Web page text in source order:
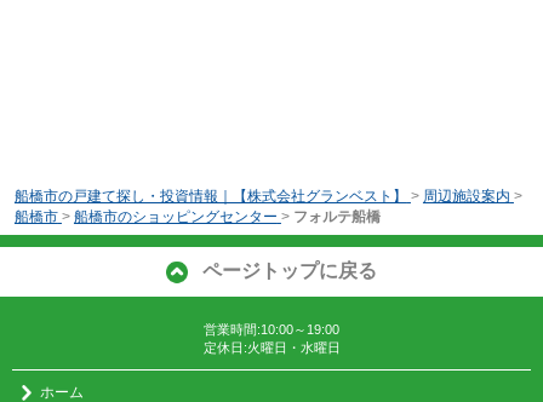
船橋市の戸建て探し・投資情報｜【株式会社グランベスト】 > 周辺施設案内 >
船橋市 > 船橋市のショッピングセンター > フォルテ船橋
ページトップに戻る
営業時間:10:00～19:00
定休日:火曜日・水曜日
ホーム